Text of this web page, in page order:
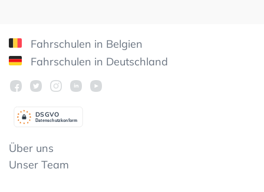
Fahrschulen in Belgien
Fahrschulen in Deutschland
Datenschutzkonform
DSGVO
Über uns
Unser Team